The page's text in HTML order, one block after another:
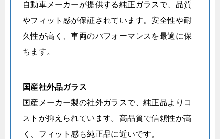
自動車メーカーが提供する純正ガラスで、品質
やフィット感が保証されています。安全性や耐
久性が高く、車両のパフォーマンスを最適に保
ちます。
国産社外品ガラス
国産メーカー製の社外ガラスで、純正品よりコ
ストが抑えられています。高品質で信頼性が高
く、フィット感も純正品に近いです。